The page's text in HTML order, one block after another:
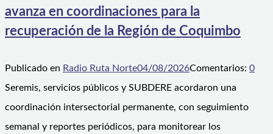
avanza en coordinaciones para la
recuperación de la Región de Coquimbo
Publicado en Radio Ruta Norte04/08/2026Comentarios: 0
Seremis, servicios públicos y SUBDERE acordaron una
coordinación intersectorial permanente, con seguimiento
semanal y reportes periódicos, para monitorear los